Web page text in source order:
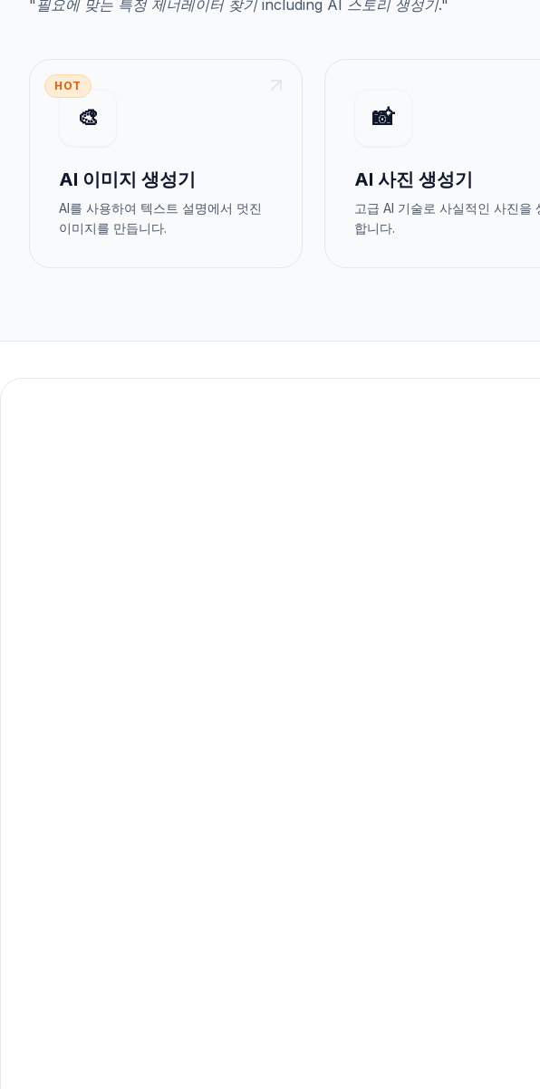
" 필요에 맞는 특정 제너레이터 찾기 including AI 스토리 생성기."
HOT
🎨
AI 이미지 생성기
AI를 사용하여 텍스트 설명에서 멋진
이미지를 만듭니다.
📸
AI 사진 생성기
고급 AI 기술로 사실적인 사진을
합니다.